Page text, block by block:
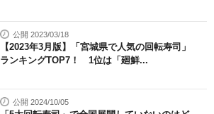
公開 2023/03/18
【2023年3月版】「宮城県で人気の回転寿司」
ランキングTOP7！ 1位は「廻鮮...
公開 2024/10/05